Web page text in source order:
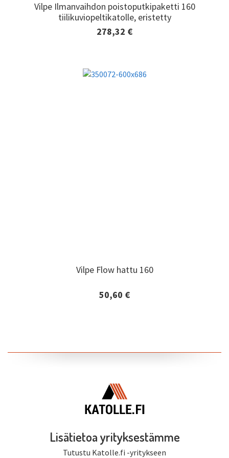
Vilpe Ilmanvaihdon poistoputkipaketti 160
tiilikuviopeltikatolle, eristetty
278,32 €
Vilpe Ilmanvaihdon poistoputkipaketti 160
tiilikuviopeltikatolle, eristetty
Lisätiedot ja tilaaminen
Vilpe Flow hattu 160
50,60 €
Vilpe Flow hattu 160
Lisätiedot ja tilaaminen
Lisätietoa yrityksestämme
Tutustu Katolle.fi -yritykseen